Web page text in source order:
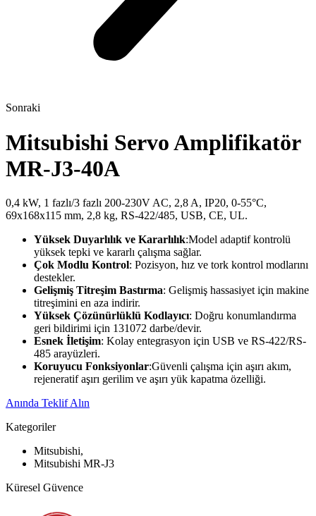
Sonraki
Mitsubishi Servo Amplifikatör
MR-J3-40A
0,4 kW, 1 fazlı/3 fazlı 200-230V AC, 2,8 A, IP20, 0-55°C,
69x168x115 mm, 2,8 kg, RS-422/485, USB, CE, UL.
Yüksek Duyarlılık ve Kararlılık:Model adaptif kontrolü
yüksek tepki ve kararlı çalışma sağlar.
Çok Modlu Kontrol: Pozisyon, hız ve tork kontrol modlarını
destekler.
Gelişmiş Titreşim Bastırma: Gelişmiş hassasiyet için makine
titreşimini en aza indirir.
Yüksek Çözünürlüklü Kodlayıcı: Doğru konumlandırma
geri bildirimi için 131072 darbe/devir.
Esnek İletişim: Kolay entegrasyon için USB ve RS-422/RS-
485 arayüzleri.
Koruyucu Fonksiyonlar:Güvenli çalışma için aşırı akım,
rejeneratif aşırı gerilim ve aşırı yük kapatma özelliği.
Anında Teklif Alın
Kategoriler
Mitsubishi,
Mitsubishi MR-J3
Küresel Güvence